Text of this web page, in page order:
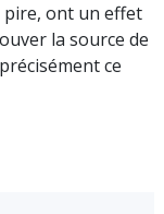
pire, ont un effet
la source de
ce